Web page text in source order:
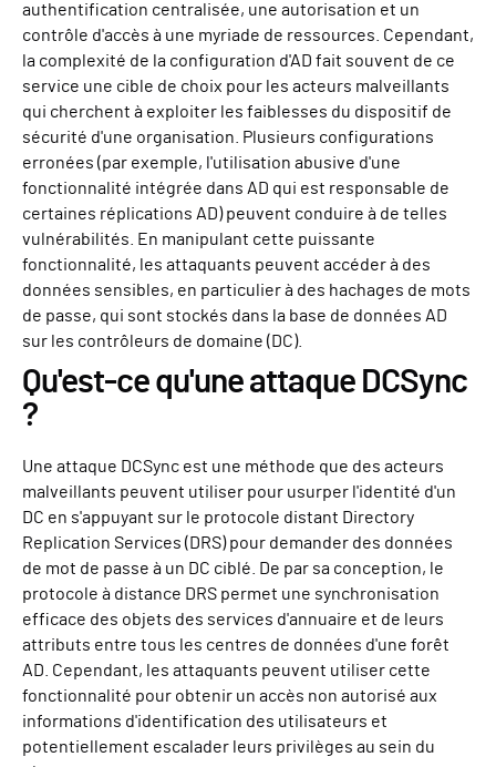
authentification centralisée, une autorisation et un
contrôle d'accès à une myriade de ressources. Cependant,
la complexité de la configuration d'AD fait souvent de ce
service une cible de choix pour les acteurs malveillants
qui cherchent à exploiter les faiblesses du dispositif de
sécurité d'une organisation. Plusieurs configurations
erronées (par exemple, l'utilisation abusive d'une
fonctionnalité intégrée dans AD qui est responsable de
certaines réplications AD) peuvent conduire à de telles
vulnérabilités. En manipulant cette puissante
fonctionnalité, les attaquants peuvent accéder à des
données sensibles, en particulier à des hachages de mots
de passe, qui sont stockés dans la base de données AD
sur les contrôleurs de domaine (DC).
Qu'est-ce qu'une attaque DCSync
?
Une attaque DCSync est une méthode que des acteurs
malveillants peuvent utiliser pour usurper l'identité d'un
DC en s'appuyant sur le protocole distant Directory
Replication Services (DRS) pour demander des données
de mot de passe à un DC ciblé. De par sa conception, le
protocole à distance DRS permet une synchronisation
efficace des objets des services d'annuaire et de leurs
attributs entre tous les centres de données d'une forêt
AD. Cependant, les attaquants peuvent utiliser cette
fonctionnalité pour obtenir un accès non autorisé aux
informations d'identification des utilisateurs et
potentiellement escalader leurs privilèges au sein du